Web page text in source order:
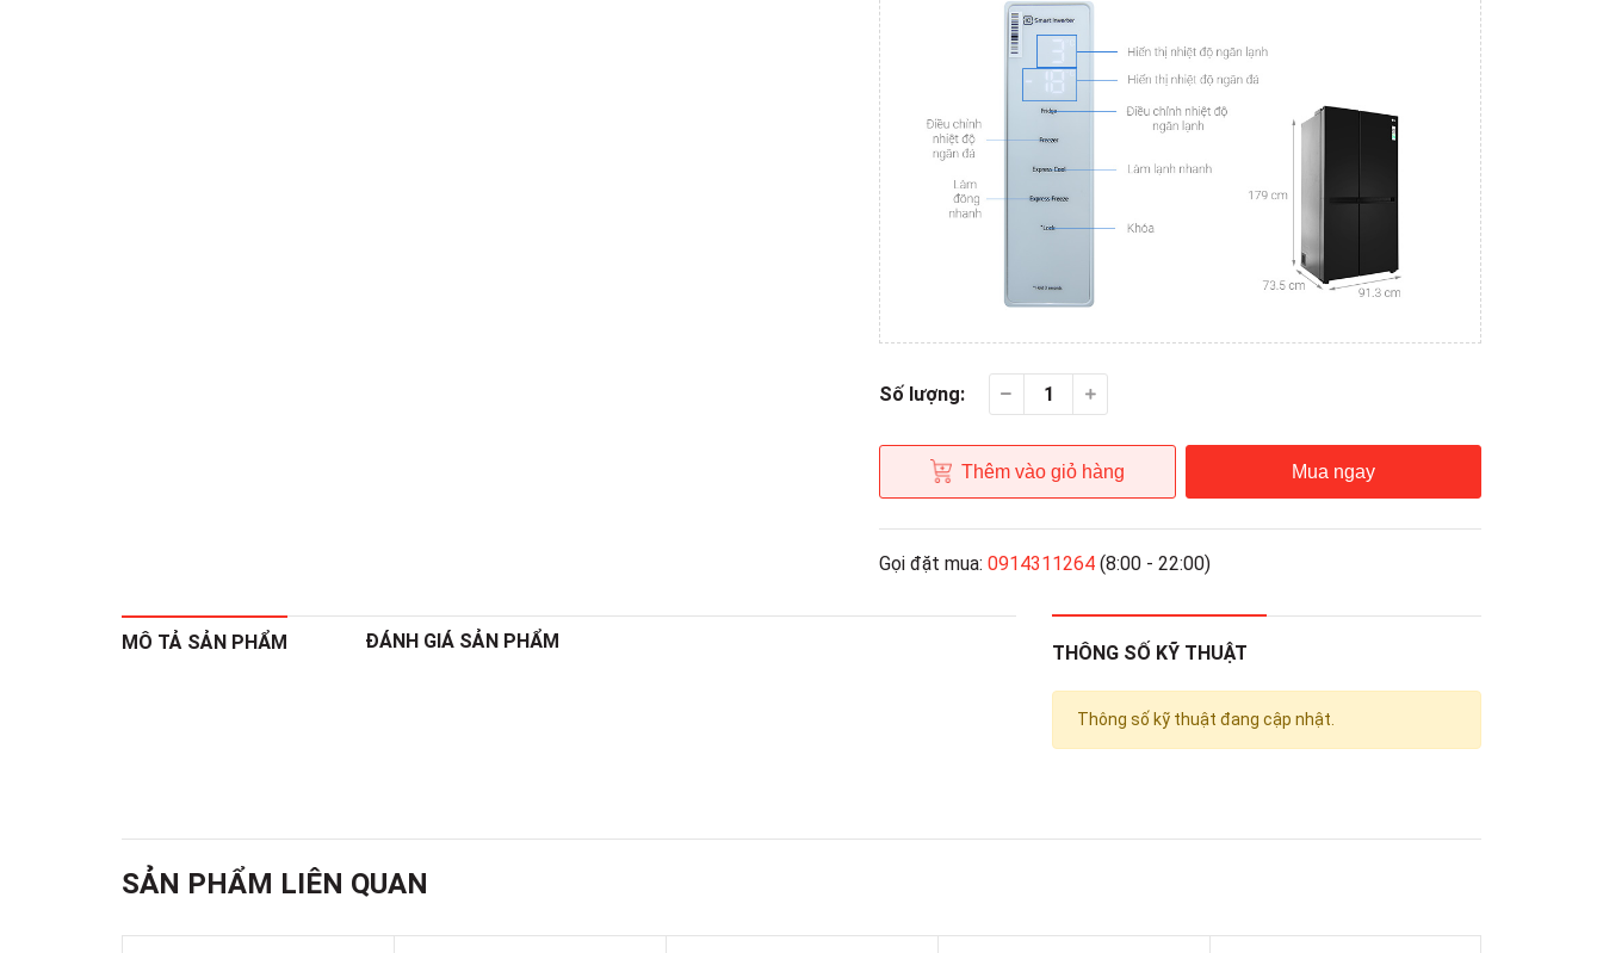
Số lượng:
Thêm vào giỏ hàng Mua ngay
Gọi đặt mua: 0914311264 (8:00 - 22:00)
MÔ TẢ SẢN PHẨM ĐÁNH GIÁ SẢN PHẨM
THÔNG SỐ KỸ THUẬT
Thông số kỹ thuật đang cập nhật.
SẢN PHẨM LIÊN QUAN